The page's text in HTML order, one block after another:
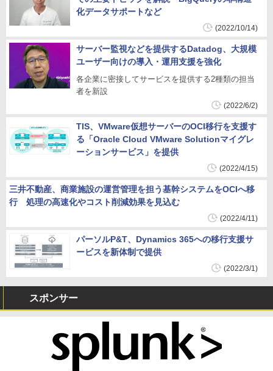
化データサポートなど
(2022/10/14)
サーバー監視などを提供するDatadog、大規模
ユーザー向けの導入・運用支援を強化
各企業に密接してサービスを提供する2種類の担当
者を新設
(2022/6/2)
TIS、VMware仮想サーバーのOCI移行を支援す
る「Oracle Cloud VMware Solutionマイグレ
ーションサービス」を提供
(2022/4/15)
三井不動産、商業施設の運営管理を担う基幹システムをOCIへ移
行 処理の高速化やコスト削減効果を見込む
(2022/4/11)
パーソルP&T、Dynamics 365への移行支援サ
ービスを新体制で提供
(2022/3/1)
スポンサー